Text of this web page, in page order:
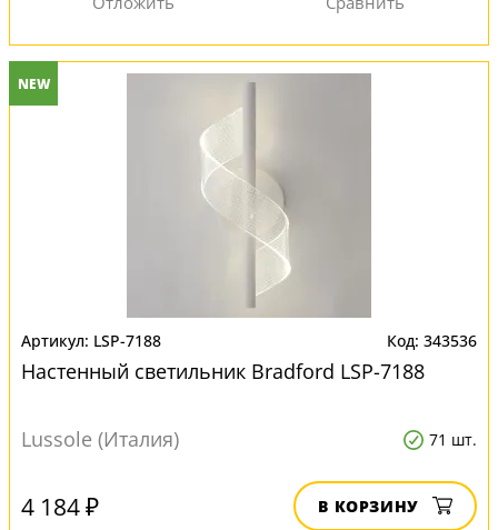
NEW
LSP-7188 343536
Настенный светильник Bradford LSP-7188
Lussole (Италия) 71 шт.
4 184 ₽ В КОРЗИНУ